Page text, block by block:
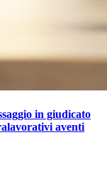
in giudicato
aventi